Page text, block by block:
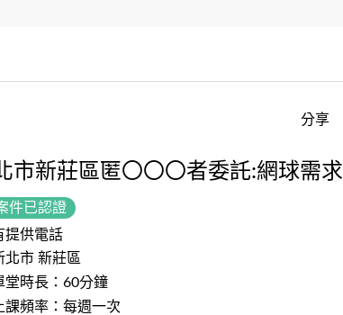
分享
市新莊區匿〇〇〇者委託:網球需求
件已認證
提供電話
北市 新莊區
堂時長：60分鐘
課頻率：每週一次